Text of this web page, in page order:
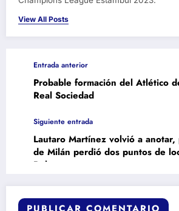
View All Posts
Entrada anterior
Probable formación del Atlético
Real Sociedad
Siguiente entrada
Lautaro Martínez volvió a
de Milán perdió dos puntos de
Bologna